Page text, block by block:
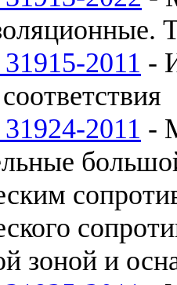
2011 -
2011 -
зоной и